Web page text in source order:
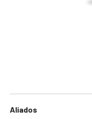
Aliados